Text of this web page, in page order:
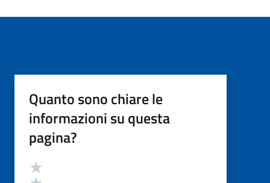
Quanto sono chiare le
informazioni su questa
pagina?
Valutazione